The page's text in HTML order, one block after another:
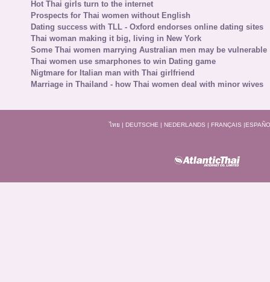
Hot Thai girls turn to the internet
Prospects for Thai women without English
Dating success with TLL - Oxford endorses online dating sites
Thai woman making it big, living in New York
Some Thai women marrying Australian men may be vulnerable
Thai women use smarphones to win Dating game
Nigtmare for Italian man with Thai girlfriend
Marriage in Thailand - how Thai women deal with minor wives
ไทย | DEUTSCHE | NEDERLANDS | FRANÇAIS |